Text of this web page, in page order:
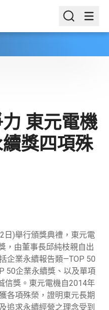
東元電機
獎四項殊
日)舉行頒獎典禮，東元電
，由董事長邱純枝親自出
企業永續報告類—TOP 50
50企業永續獎、以及單項
信獎。東元電機自2014年
各項殊榮，證明東元長期
追求永續經營之理念受到